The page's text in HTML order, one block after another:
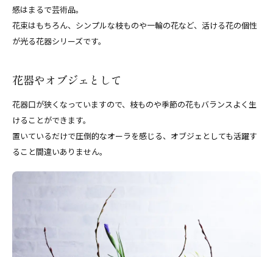
感はまるで芸術品。
花束はもちろん、シンプルな枝ものや一輪の花など、活ける花の個性
が光る花器シリーズです。
花器やオブジェとして
花器口が狭くなっていますので、枝ものや季節の花もバランスよく生
けることができます。
置いているだけで圧倒的なオーラを感じる、オブジェとしても活躍す
ること間違いありません。